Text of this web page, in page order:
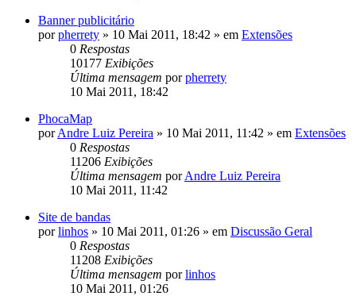
Banner publicitário
porpherrety » 10 Mai 2011, 18:42 » em Extensões
0 Respostas
10177 Exibições
Última mensagem porpherrety
10 Mai 2011, 18:42
PhocaMap
porAndre Luiz Pereira » 10 Mai 2011, 11:42 » em Extensões
0 Respostas
11206 Exibições
Última mensagem porAndre Luiz Pereira
10 Mai 2011, 11:42
Site de bandas
porlinhos » 10 Mai 2011, 01:26 » em Discussão Geral
0 Respostas
11208 Exibições
Última mensagem porlinhos
10 Mai 2011, 01:26